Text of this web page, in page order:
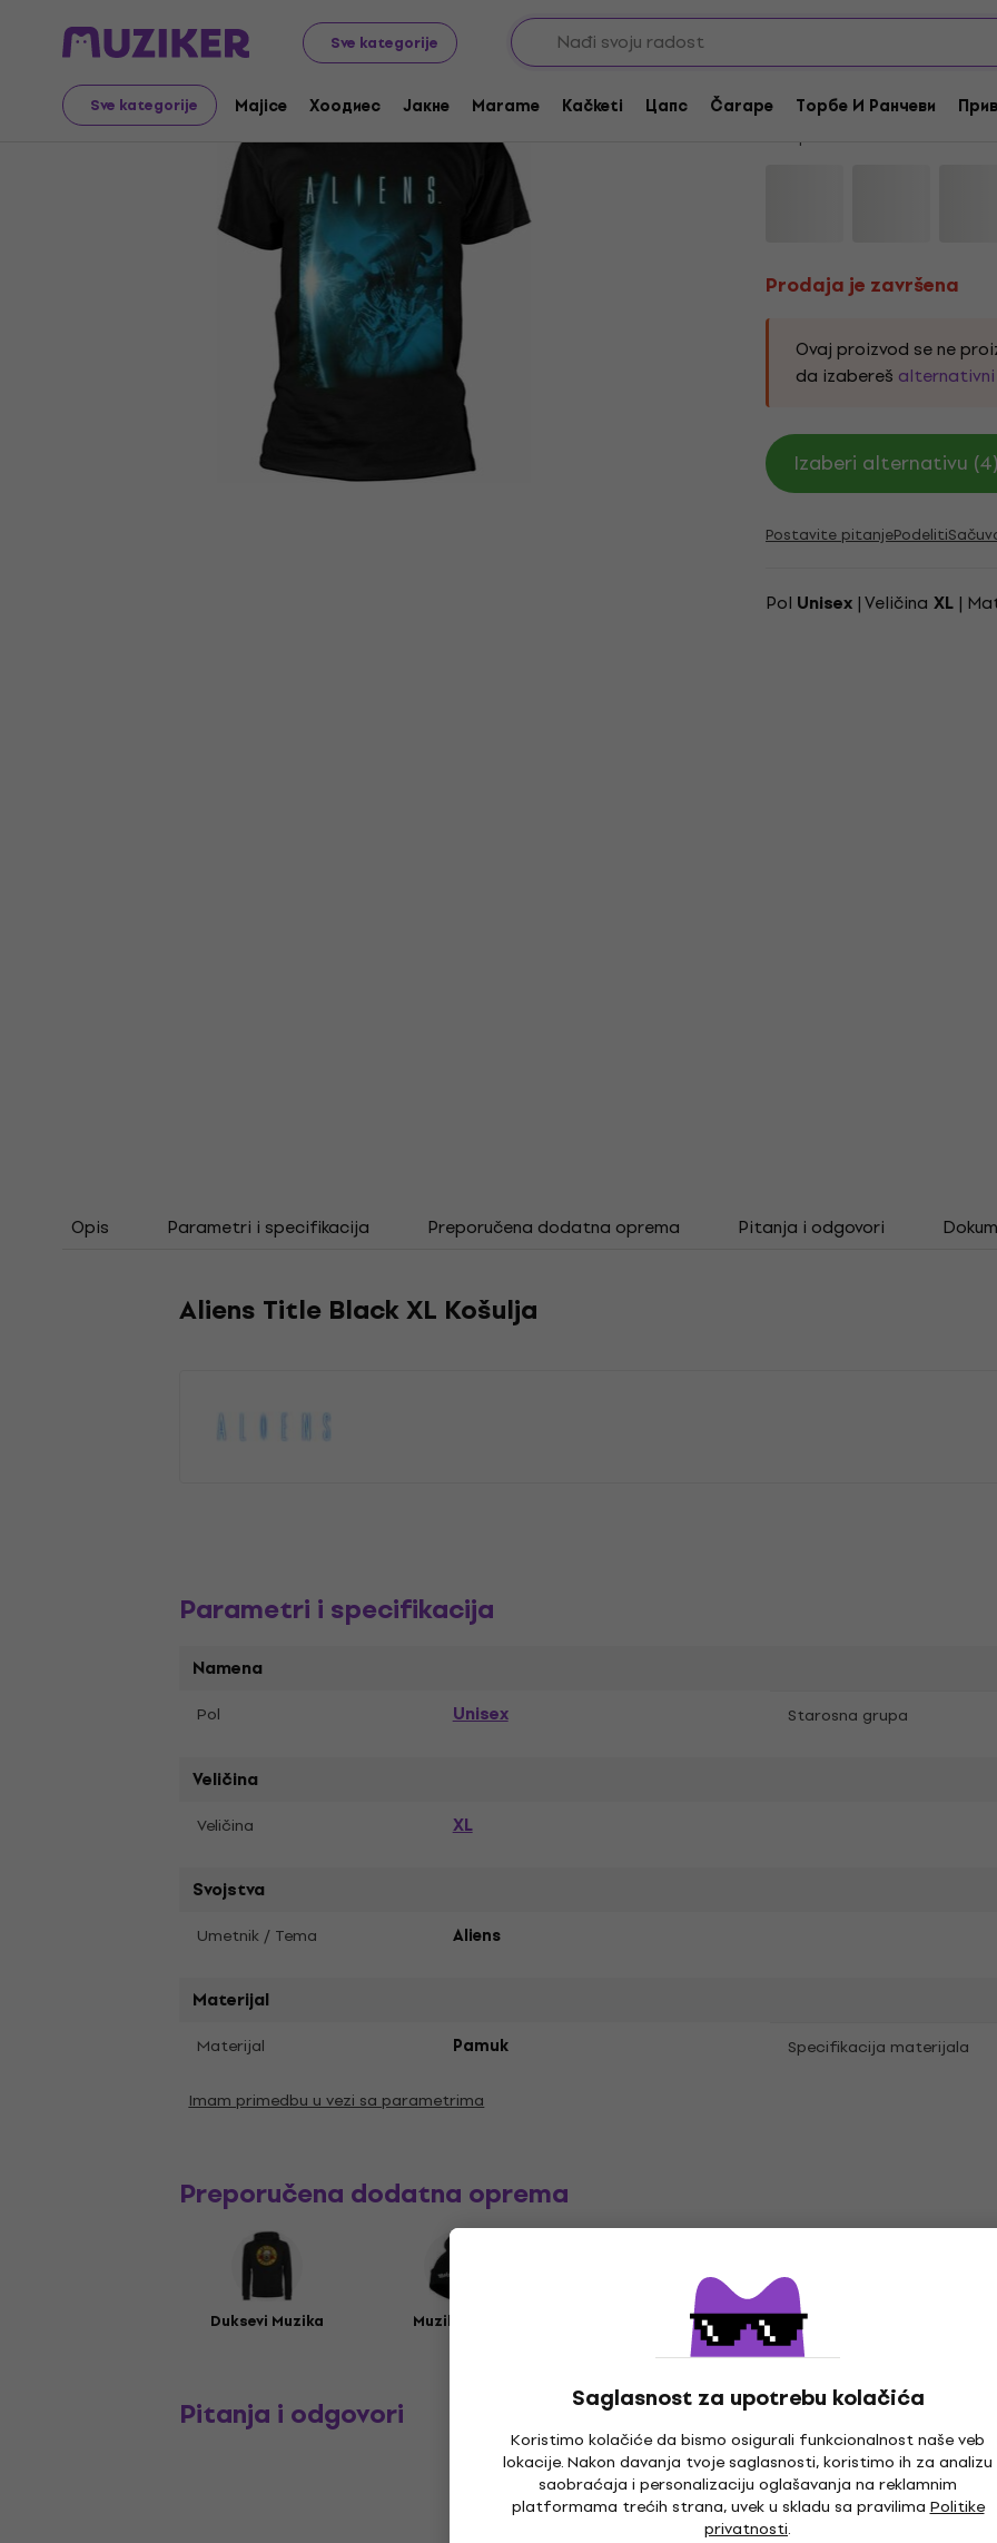
Sve kategorije
Sve kategorije Majice Хоодиес Јакне Marame Kačketi Цапс Čarape Торбе И Ранчеви
Saglasnost za upotrebu kolačića
Koristimo kolačiće da bismo osigurali funkcionalnost naše veb
lokacije. Nakon davanja tvoje saglasnosti, koristimo ih za analizu
saobraćaja i personalizaciju oglašavanja na reklamnim
platformama trećih strana, uvek u skladu sa pravilimaPolitike
privatnosti.
Merch Music Merch
Prodaja je završena
Prodaja je završena
Aliens Title Black XL
Kod proizvoda:
Prodaja je završena
Ovaj proizvod se ne
da izabereš
Izaberi alternativu (4)
Postavite pitanjePodeliti
Pol Unisex | Veličina XL |
Opis Parametri i specifikacija Preporučena dodatna oprema Pitanja i odgovori
Aliens Title Black XL Košulja
Parametri i specifikacija
Namena
Pol Unisex Starosna grupa
Veličina
Veličina XL
Svojstva
Umetnik / Tema Aliens
Materijal
Materijal Pamuk Specifikacija materijala
Imam primedbu u vezi sa parametrima
Preporučena dodatna oprema
Duksevi Muzika Muzika kape Muzika kačketi
Pitanja i odgovori